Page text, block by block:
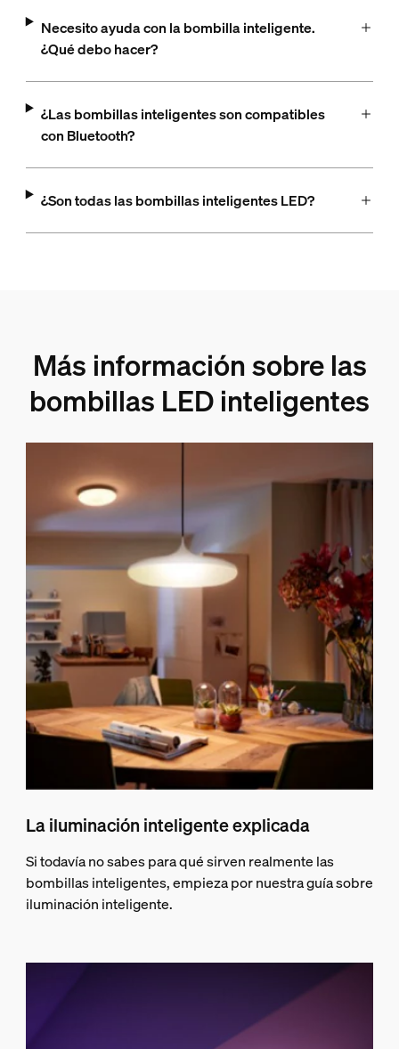
Necesito ayuda con la bombilla inteligente.
¿Qué debo hacer?
¿Las bombillas inteligentes son compatibles
con Bluetooth?
¿Son todas las bombillas inteligentes LED?
Más información sobre las
bombillas LED inteligentes
La iluminación inteligente explicada
Si todavía no sabes para qué sirven realmente las
bombillas inteligentes, empieza por nuestra guía sobre
iluminación inteligente.